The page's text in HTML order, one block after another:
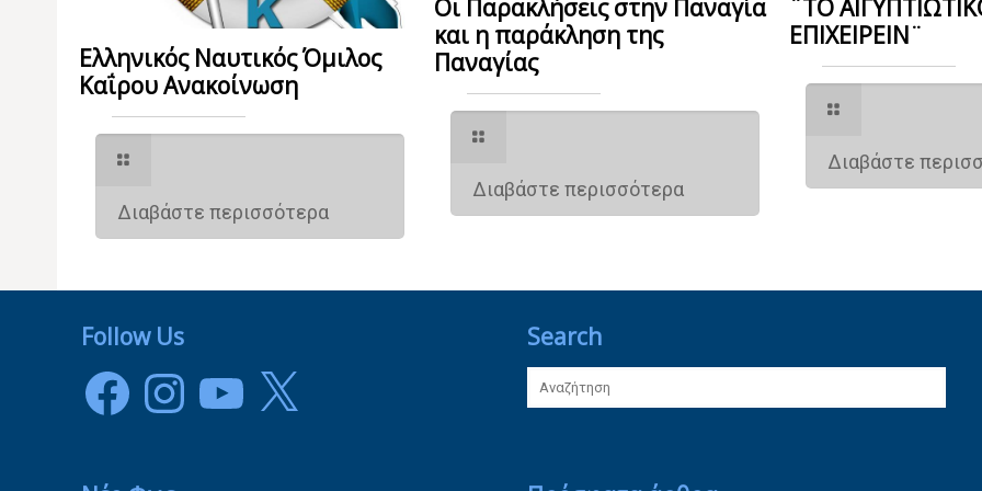
Ελληνικός Ναυτικός Όμιλος
Καΐρου Ανακοίνωση
Διαβάστε περισσότερα
Οι Παρακλήσεις στην Παναγία
και η παράκληση της
Παναγίας
Διαβάστε περισσότερα
¨ΤΟ
ΕΠΙΧΕΙΡΕΙΝ¨
Διαβάστε
Follow Us
FacebookInstagramYouTube
X
Search